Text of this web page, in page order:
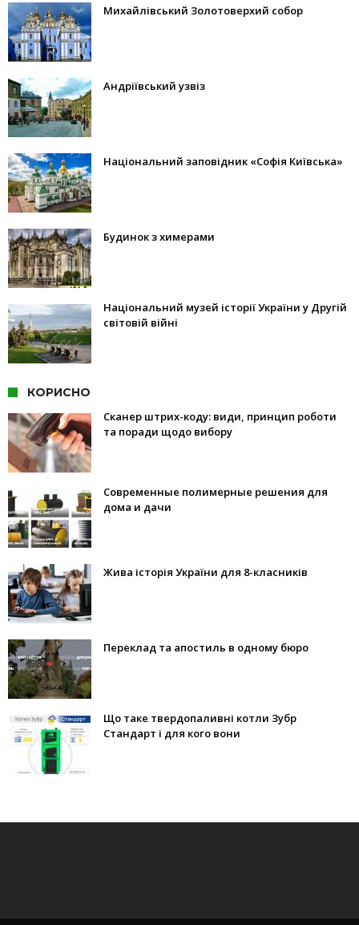
Михайлівський Золотоверхий собор
Андріївський узвіз
Національний заповідник «Софія Київська»
Будинок з химерами
Національний музей історії України у Другій
світовій війні
КОРИСНО
Сканер штрих-коду: види, принцип роботи
та поради щодо вибору
Современные полимерные решения для
дома и дачи
Жива історія України для 8-класників
Переклад та апостиль в одному бюро
Що таке твердопаливні котли Зубр
Стандарт і для кого вони